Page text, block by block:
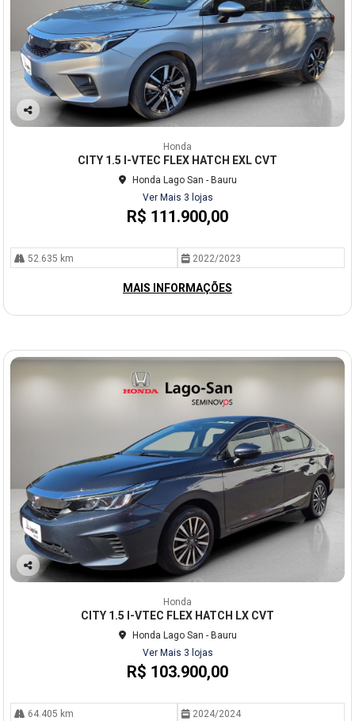
Co
Honda
CITY 1.5 I-VTEC FLEX HATCH EXL CVT
Honda Lago San - Bauru
Ver Mais 3 lojas
R$ 111.900,00
52.635 km 2022/2023
MAIS INFORMAÇÕES
Co
Honda
CITY 1.5 I-VTEC FLEX HATCH LX CVT
Honda Lago San - Bauru
Ver Mais 3 lojas
R$ 103.900,00
64.405 km 2024/2024